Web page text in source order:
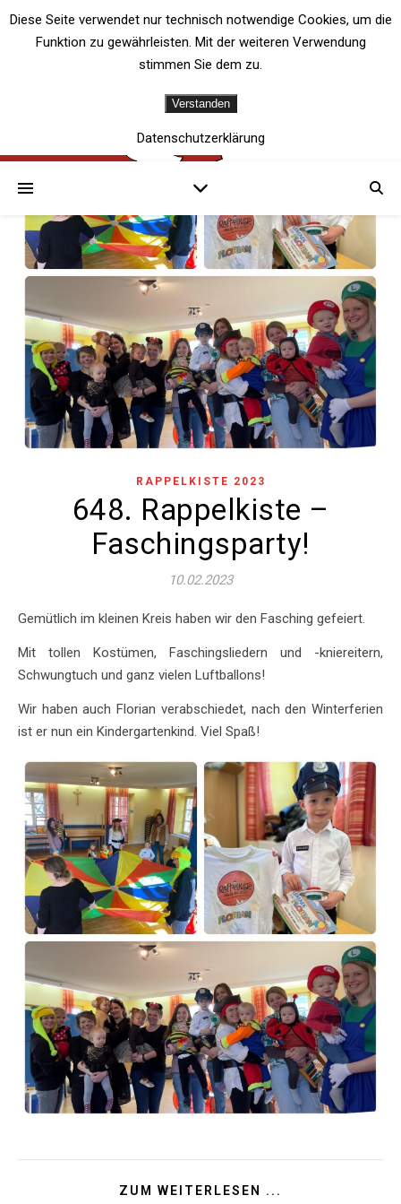
RAPPELKISTE 2023
648. Rappelkiste –
Faschingsparty!
10.02.2023
Gemütlich im kleinen Kreis haben wir den Fasching gefeiert.
Mit tollen Kostümen, Faschingsliedern und -kniereitern,
Schwungtuch und ganz vielen Luftballons!
Wir haben auch Florian verabschiedet, nach den Winterferien
ist er nun ein Kindergartenkind. Viel Spaß!
ZUM WEITERLESEN ...
Diese Seite verwendet nur technisch notwendige Cookies, um die
Funktion zu gewährleisten. Mit der weiteren Verwendung
stimmen Sie dem zu.
Verstanden
Datenschutzerklärung